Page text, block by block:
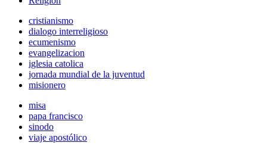
cristianismo
dialogo interreligioso
ecumenismo
evangelizacion
iglesia catolica
jornada mundial de la juventud
misionero
misa
papa francisco
sinodo
viaje apostólico